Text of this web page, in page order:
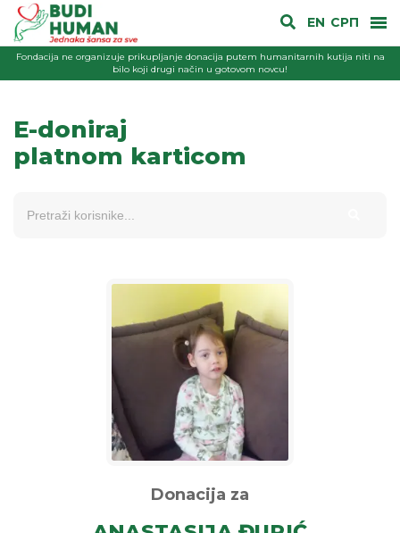
EN СРП
Fondacija ne organizuje prikupljanje donacija putem humanitarnih kutija niti na
bilo koji drugi način u gotovom novcu!
E-doniraj
platnom karticom
Donacija za